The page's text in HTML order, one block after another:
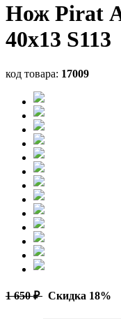
Нож Pirat
40х13 S113
код товара: 17009
1 650 ₽ Скидка 18%